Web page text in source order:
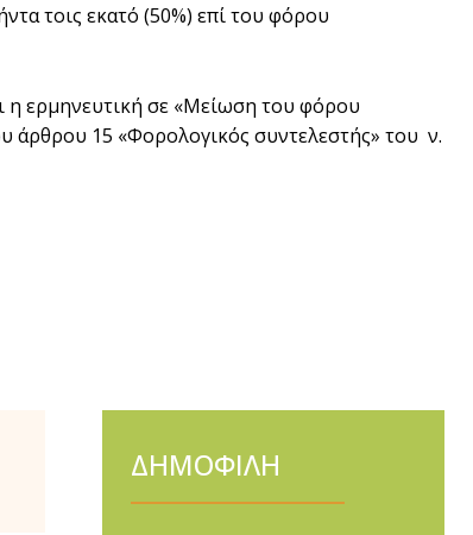
τοις εκατό (50%) επί του φόρου
η ερµηνευτική σε «Μείωση του φόρου
15 «Φορολογικός συντελεστής» του ν.
ΔΗΜΟΦΙΛΗ